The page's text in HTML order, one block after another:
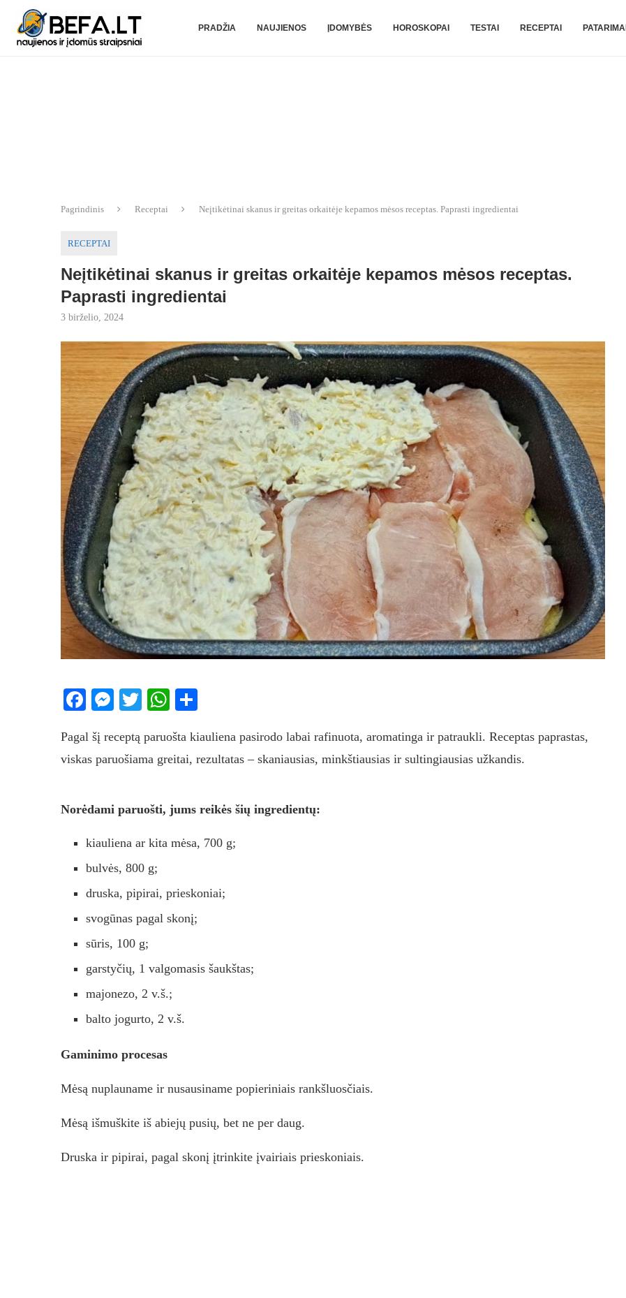
PRADŽIA NAUJIENOS ĮDOMYBĖS HOROSKOPAI TESTAI RECEPTAI PATARIMAI
Pagrindinis Receptai Neįtikėtinai skanus ir greitas orkaitėje kepamos mėsos receptas. Paprasti ingredientai
RECEPTAI
Neįtikėtinai skanus ir greitas orkaitėje kepamos mėsos receptas.
Paprasti ingredientai
3 birželio, 2024
Facebook
Messenger
TwitterWhatsApp
Pagal šį receptą paruošta kiauliena pasirodo labai rafinuota, aromatinga ir patraukli. Receptas paprastas,
viskas paruošiama greitai, rezultatas – skaniausias, minkštiausias ir sultingiausias užkandis.
Norėdami paruošti, jums reikės šių ingredientų:
kiauliena ar kita mėsa, 700 g;
bulvės, 800 g;
druska, pipirai, prieskoniai;
svogūnas pagal skonį;
sūris, 100 g;
garstyčių, 1 valgomasis šaukštas;
majonezo, 2 v.š.;
balto jogurto, 2 v.š.
Gaminimo procesas
Mėsą nuplauname ir nusausiname popieriniais rankšluosčiais.
Mėsą išmuškite iš abiejų pusių, bet ne per daug.
Druska ir pipirai, pagal skonį įtrinkite įvairiais prieskoniais.